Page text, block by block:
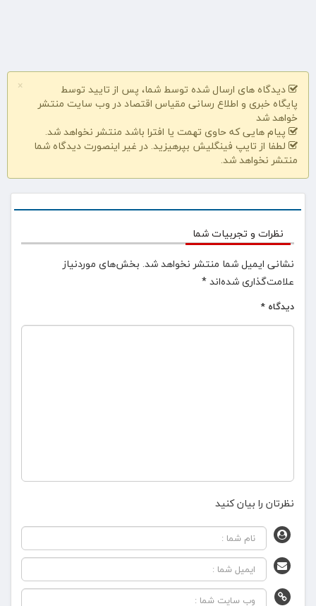
×
دیدگاه های ارسال شده توسط شما، پس از تایید توسط
پایگاه خبری و اطلاع رسانی مقیاس اقتصاد در وب سایت منتشر
خواهد شد
پیام هایی که حاوی تهمت یا افترا باشد منتشر نخواهد شد.
لطفا از تایپ فینگلیش بپرهیزید. در غیر اینصورت دیدگاه شما
منتشر نخواهد شد.
نظرات و تجربیات شما
نشانی ایمیل شما منتشر نخواهد شد. بخش‌های موردنیاز
علامت‌گذاری شده‌اند*
دیدگاه *
نظرتان را بیان کنید